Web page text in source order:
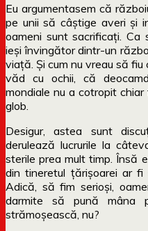
Eu argumentasem că
pe unii să câștige averi și
oameni sunt sacrificați. Ca
ieși învingător dintr-un
viață. Și cum nu vreau să
văd cu ochii, că
mondiale nu a cotropit
glob.
Desigur, astea sunt
derulează lucrurile la
sterile prea mult timp. Însă
din tineretul țărișoarei ar
Adică, să fim serioși,
darmite să pună mâna
strămoșească, nu?